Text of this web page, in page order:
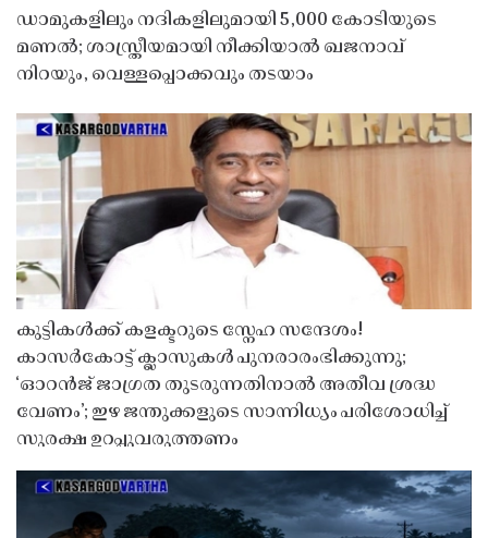
ഡാമുകളിലും നദികളിലുമായി 5,000 കോടിയുടെ
മണൽ; ശാസ്ത്രീയമായി നീക്കിയാൽ ഖജനാവ്
നിറയും, വെള്ളപ്പൊക്കവും തടയാം
കുട്ടികൾക്ക് കളക്ടറുടെ സ്നേഹ സന്ദേശം!
കാസർകോട്ട് ക്ലാസുകൾ പുനരാരംഭിക്കുന്നു;
‘ഓറൻജ് ജാഗ്രത തുടരുന്നതിനാൽ അതീവ ശ്രദ്ധ
വേണം’; ഇഴ ജന്തുക്കളുടെ സാന്നിധ്യം പരിശോധിച്ച്
സുരക്ഷ ഉറപ്പുവരുത്തണം